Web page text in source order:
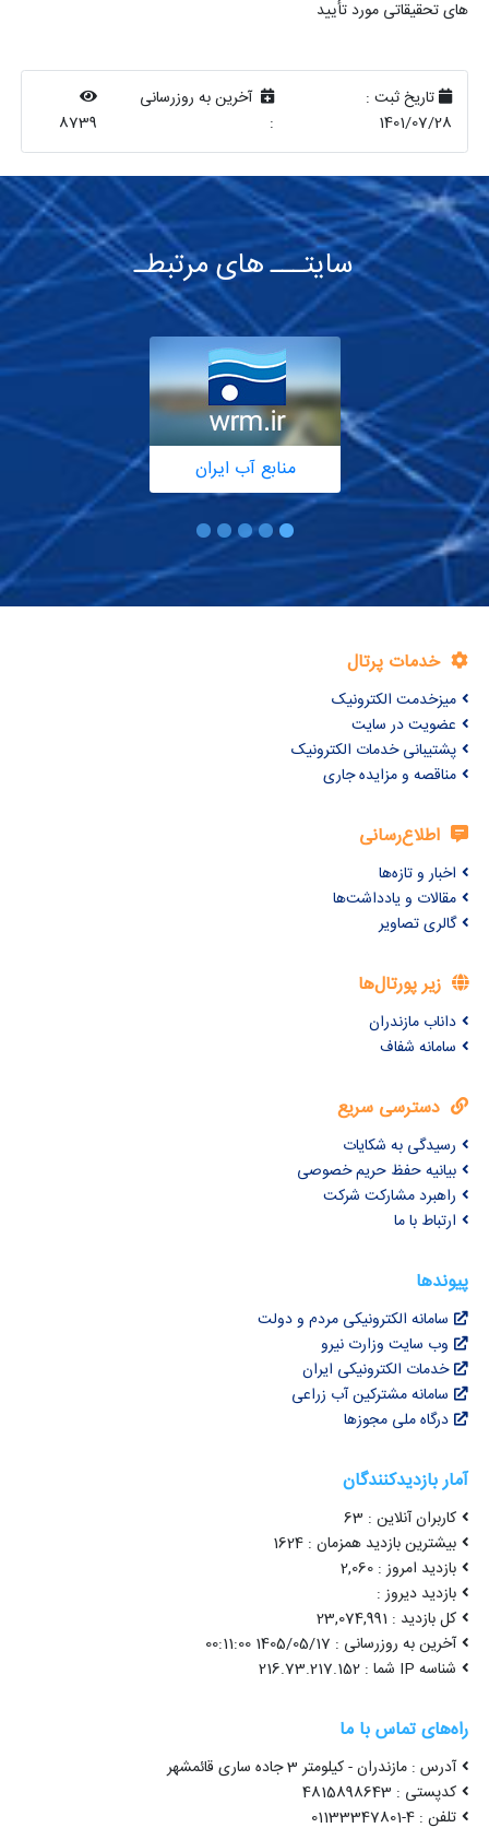
های تحقیقاتی مورد تأیید
تاریخ ثبت :
1401/07/28
آخرین به روزرسانی
:
8739
سایتـــ های مرتبطـ
منابع آب ایران
خدمات پرتال
میزخدمت الکترونیک
عضویت در سایت
پشتیبانی خدمات الکترونیک
مناقصه و مزایده جاری
اطلاع‌رسانی
اخبار و تازه‌ها
مقالات و یادداشت‌ها
گالری تصاویر
زیر پورتال‌ها
داناب مازندران
سامانه شفاف
دسترسی سریع
رسیدگی به شکایات
بیانیه حفظ حریم خصوصی
راهبرد مشارکت شرکت
ارتباط با ما
پیوندها
سامانه الکترونیکی مردم و دولت
وب سایت وزارت نیرو
خدمات الکترونیکی ایران
سامانه مشترکین آب زراعی
درگاه ملی مجوزها
آمار بازدیدکنندگان
کاربران آنلاین : 63
بیشترین بازدید همزمان : 1624
بازدید امروز : 2,060
بازدید دیروز :
کل بازدید : 23,074,991
آخرین به روزرسانی : 1405/05/17 00:11:00
شناسه IP شما : 216.73.217.152
راه‌های تماس با ما
آدرس : مازندران - کیلومتر 3 جاده ساری قائمشهر
کدپستی : 4815898643
تلفن : 4-01133347801